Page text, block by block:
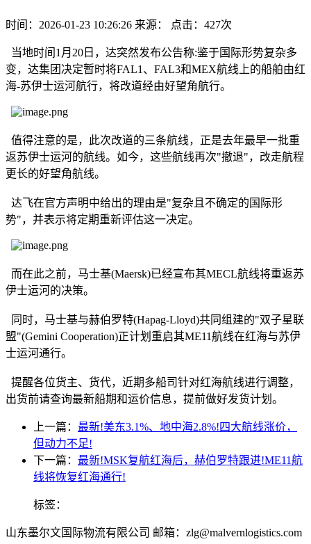
时间：2026-01-23 10:26:26 来源： 点击：427次
当地时间1月20日，达突然发布公告称:鉴于国际形势复杂多
变，达集团决定暂时将FAL1、FAL3和MEX航线上的船舶由红
海-苏伊士运河航行，将改道经由好望角航行。
值得注意的是，此次改道的三条航线，正是去年最早一批重
返苏伊士运河的航线。如今，这些航线再次"撤退"，改走航程
更长的好望角航线。
达飞在官方声明中给出的理由是"复杂且不确定的国际形
势"，并表示将定期重新评估这一决定。
而在此之前，马士基(Maersk)已经宣布其MECL航线将重返苏
伊士运河的决策。
同时，马士基与赫伯罗特(Hapag-Lloyd)共同组建的"双子星联
盟"(Gemini Cooperation)正计划重启其ME11航线在红海与苏伊
士运河通行。
提醒各位货主、货代，近期多船司针对红海航线进行调整，
出货前请查询最新船期和运价信息，提前做好发货计划。
上一篇： 最新!美东3.1%、地中海2.8%!四大航线涨价，
但动力不足!
下一篇： 最新!MSK复航红海后，赫伯罗特跟进!ME11航
线将恢复红海通行!
标签：
山东墨尔文国际物流有限公司 邮箱：zlg@malvernlogistics.com